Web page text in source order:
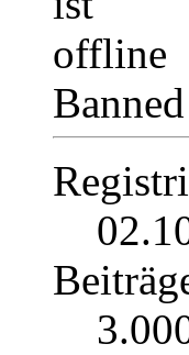
Banned